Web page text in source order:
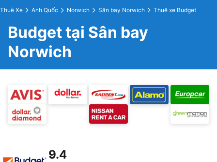
Thuê Xe Anh Quốc Norwich Sân bay Norwich Thuê xe Budget
Budget tại Sân bay
Norwich
9.4